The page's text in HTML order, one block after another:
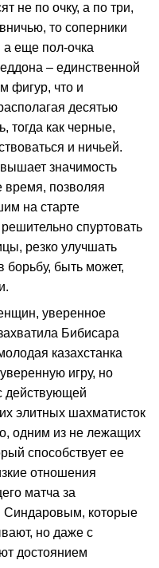
не по очку, а по три,
то соперники
а еще пол-очка
– единственной
фигур, что и
десятью
тогда как черные,
и ничьей.
значимость
время, позволяя
на старте
спуртовать
резко улучшать
борьбу, быть может,
уверенное
Бибисара
казахстанка
игру, но
действующей
элитных шахматисток
одним из не лежащих
способствует ее
отношения
матча за
которые
но даже с
достоянием